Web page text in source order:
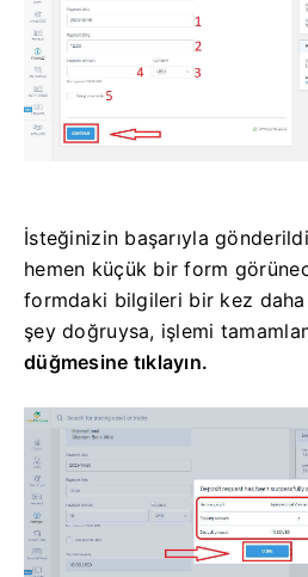
İsteğinizin başarıyla
hemen küçük bir form
formdaki bilgileri bir kez
şey doğruysa, işlemi
düğmesine tıklayın.